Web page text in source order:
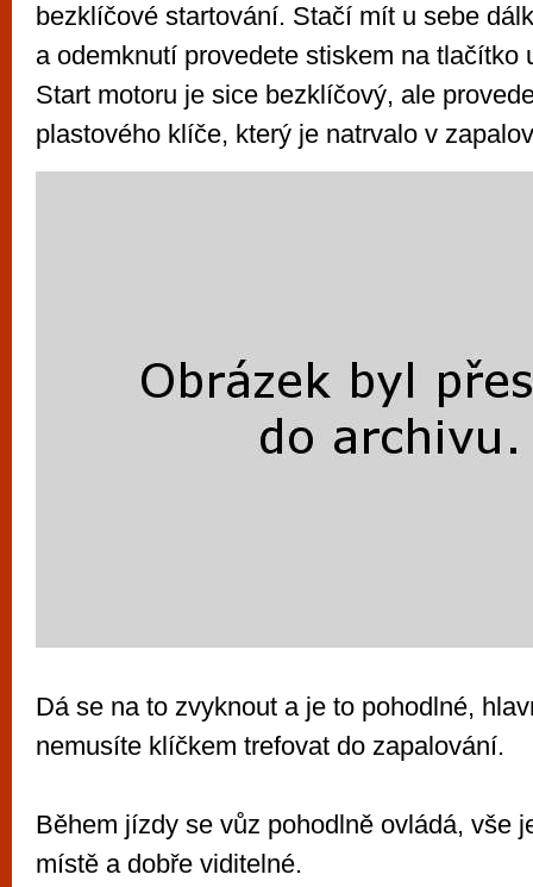
bezklíčové startování. Stačí mít u sebe
a odemknutí provedete stiskem na tlačítko
Start motoru je sice bezklíčový, ale
plastového klíče, který je natrvalo v
Dá se na to zvyknout a je to pohodlné,
nemusíte klíčkem trefovat do zapalování.
Během jízdy se vůz pohodlně ovládá, vše
místě a dobře viditelné.